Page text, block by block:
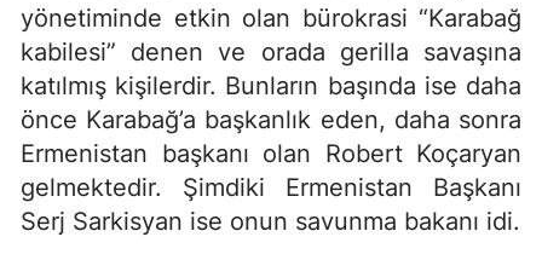
yönetiminde etkin olan bürokrasi “Karabağ
kabilesi” denen ve orada gerilla savaşına
katılmış kişilerdir. Bunların başında ise daha
önce Karabağ’a başkanlık eden, daha sonra
Ermenistan başkanı olan Robert Koçaryan
gelmektedir. Şimdiki Ermenistan Başkanı
Serj Sarkisyan ise onun savunma bakanı idi.